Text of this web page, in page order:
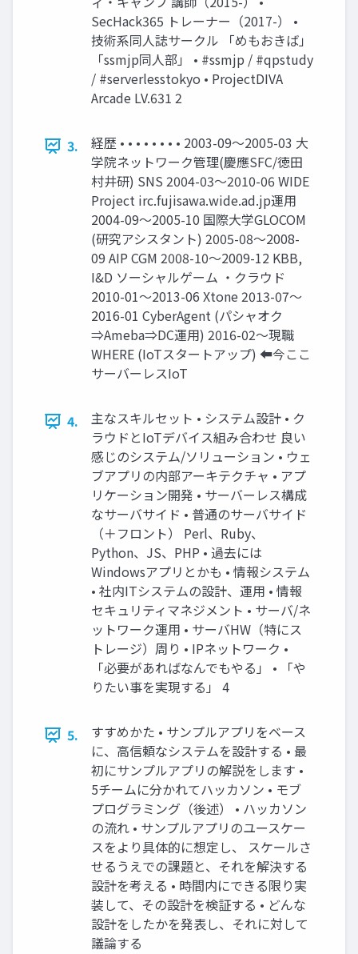
SecHack365 トレーナー（2017-） •
技術系同人誌サークル 「めもおきば」
「ssmjp同人部」 • #ssmjp / #qpstudy
/ #serverlesstokyo • ProjectDIVA
Arcade LV.631 2
3.
経歴 • • • • • • • • 2003-09～2005-03 大
学院ネットワーク管理(慶應SFC/徳田
村井研) SNS 2004-03～2010-06 WIDE
Project irc.fujisawa.wide.ad.jp運用
2004-09〜2005-10 国際大学GLOCOM
(研究アシスタント) 2005-08〜2008-
09 AIP CGM 2008-10〜2009-12 KBB,
I&D ソーシャルゲーム ・クラウド
2010-01〜2013-06 Xtone 2013-07〜
2016-01 CyberAgent (パシャオク
⇒Ameba⇒DC運用) 2016-02〜現職
WHERE (IoTスタートアップ) ⬅今ここ
サーバーレスIoT
4.
主なスキルセット • システム設計 • ク
ラウドとIoTデバイス組み合わせ 良い
感じのシステム/ソリューション • ウェ
ブアプリの内部アーキテクチャ • アプ
リケーション開発 • サーバーレス構成
なサーバサイド • 普通のサーバサイド
（＋フロント） Perl、Ruby、
Python、JS、PHP • 過去には
Windowsアプリとかも • 情報システム
• 社内ITシステムの設計、運用 • 情報
セキュリティマネジメント • サーバ/ネ
ットワーク運用 • サーバHW（特にス
トレージ）周り • IPネットワーク •
「必要があればなんでもやる」 • 「や
りたい事を実現する」 4
5.
すすめかた • サンプルアプリをベース
に、高信頼なシステムを設計する • 最
初にサンプルアプリの解説をします •
5チームに分かれてハッカソン • モブ
プログラミング（後述） • ハッカソン
の流れ • サンプルアプリのユースケー
スをより具体的に想定し、 スケールさ
せるうえでの課題と、それを解決する
設計を考える • 時間内にできる限り実
装して、その設計を検証する • どんな
設計をしたかを発表し、それに対して
議論する